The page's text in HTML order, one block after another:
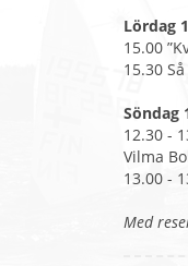
Lördag
15.00
15.30
Söndag
12.30 -
Vilma
13.00 -
Med